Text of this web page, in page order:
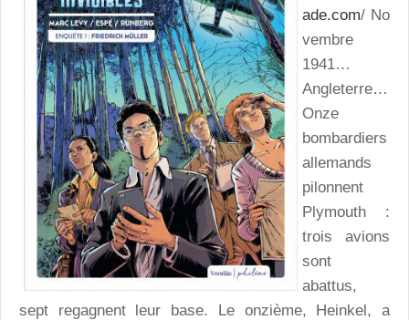
ade.com/ No
vembre
1941…
Angleterre…
Onze
bombardiers
allemands
pilonnent
Plymouth :
trois avions
sont
abattus,
sept regagnent leur base. Le onzième, Heinkel, a